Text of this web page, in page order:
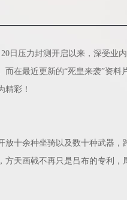
压力封测开启以来，深受业
在最近更新的“死皇来袭”资料
精彩！
十余种坐骑以及数十种武器，
方天画戟不再只是吕布的专利，